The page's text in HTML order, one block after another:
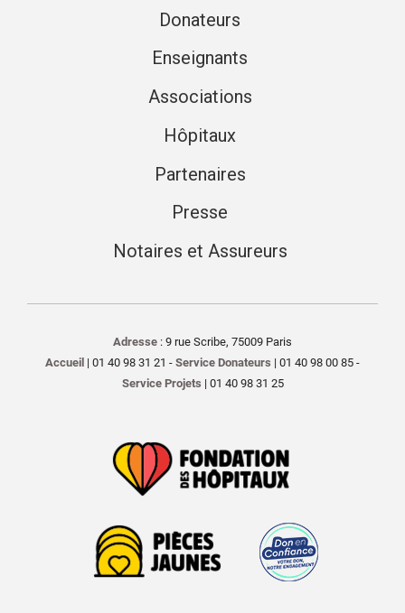
Donateurs
Enseignants
Associations
Hôpitaux
Partenaires
Presse
Notaires et Assureurs
Adresse : 9 rue Scribe, 75009 Paris
Accueil | 01 40 98 31 21 - Service Donateurs | 01 40 98 00 85 -
Service Projets | 01 40 98 31 25